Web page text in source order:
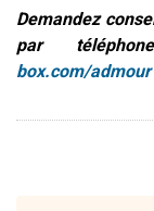
Demandez
par
box.com/admour